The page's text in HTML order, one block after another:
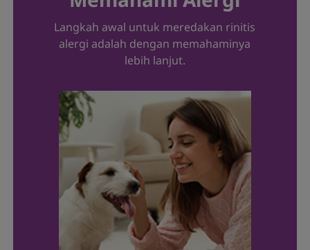
Langkah awal untuk meredakan rinitis
alergi adalah dengan memahaminya
lebih lanjut.